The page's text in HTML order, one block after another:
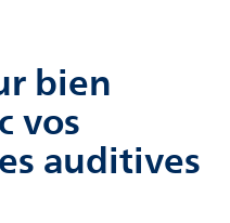
bien
vos
auditives